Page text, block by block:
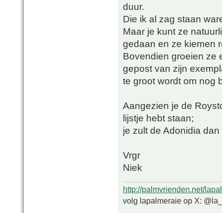
duur.
Die ik al zag staan
Maar je kunt ze
gedaan en ze kiemen
Bovendien groeien ze
gepost van zijn
te groot wordt om nog
Aangezien je de
lijstje hebt staan;
je zult de Adonidia
Vrgr
Niek
http://palmvrienden.net/
volg lapalmeraie op X: